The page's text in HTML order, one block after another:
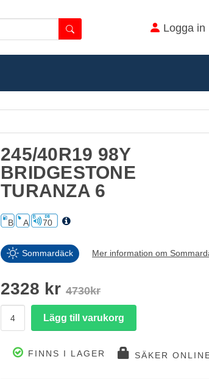
Logga in
245/40R19 98Y
BRIDGESTONE
TURANZA 6
B A 70
Sommardäck Mer information om
2328 kr 4730kr
FINNS I LAGER SÄKER